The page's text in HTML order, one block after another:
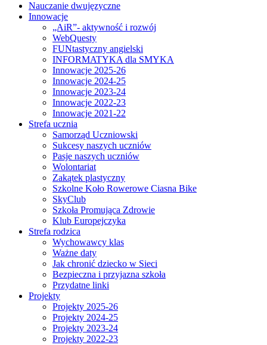
Nauczanie dwujęzyczne
Innowacje
„AiR”- aktywność i rozwój
WebQuesty
FUNtastyczny angielski
INFORMATYKA dla SMYKA
Innowacje 2025-26
Innowacje 2024-25
Innowacje 2023-24
Innowacje 2022-23
Innowacje 2021-22
Strefa ucznia
Samorząd Uczniowski
Sukcesy naszych uczniów
Pasje naszych uczniów
Wolontariat
Zakątek plastyczny
Szkolne Koło Rowerowe Ciasna Bike
SkyClub
Szkoła Promująca Zdrowie
Klub Europejczyka
Strefa rodzica
Wychowawcy klas
Ważne daty
Jak chronić dziecko w Sieci
Bezpieczna i przyjazna szkoła
Przydatne linki
Projekty
Projekty 2025-26
Projekty 2024-25
Projekty 2023-24
Projekty 2022-23